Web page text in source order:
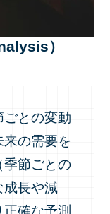
）
との変動
の需要を
季節ごとの
成長や減
確な予測